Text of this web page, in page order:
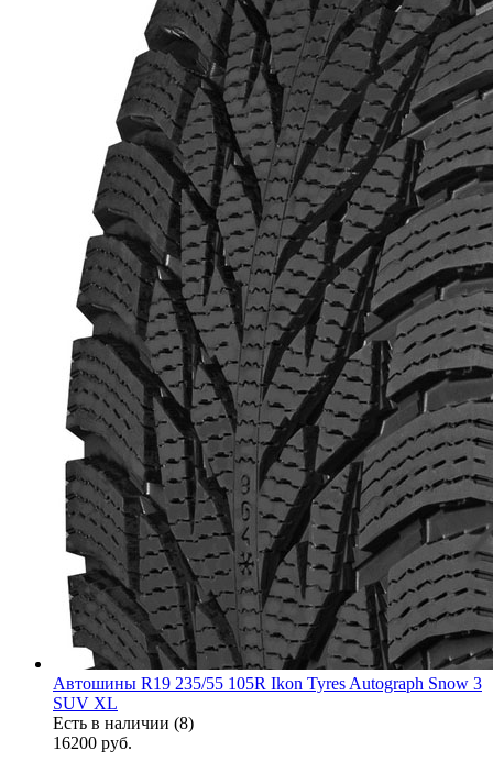
Автошины R19 235/55 105R Ikon Tyres Autograph Snow 3
SUV XL
Есть в наличии (8)
16200 руб.